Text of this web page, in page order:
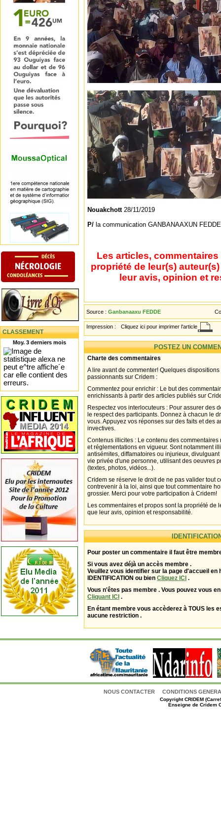
CLASSEMENT
Moy. 3 derniers mois
Nouakchott 28/11/2019
P/ la communication GANBANAAXUN
Les articles,
propriété de leur(s)
leur avis, opinion et
Source : Ganbanaaxu FEDDE
Impression : Cliquez ici pour imprimer l'article
POSTEZ UN
Charte des commentaires
A lire avant de commenter! Quelques
passionnants sur Cridem :
Commentez pour enrichir : Le but des
enrichissants à partir des articles publiés sur
Respectez vos interlocuteurs : Pour assurer des
le respect des participants. Donnez à chacun le
vous. Appuyez vos réponses sur des faits et des
invectives.
Contenus illicites : Le contenu des
et réglementations en vigueur. Sont notamment
antisémites, diffamatoires ou injurieux,
vie privée d'une personne, utilisant des oeuvres
(textes, photos, vidéos...).
Cridem se réserve le droit de ne pas valider tout
contrevenir à la loi, ainsi que tout commentaire
grossier. Merci pour votre participation à Cridem!
Les commentaires et propos sont la propriété de
que leur avis, opinion et responsabilité.
Pour poster un commentaire il faut être
Si vous avez déjà un accès membre .
Veuillez vous identifier sur la page d'accueil en
IDENTIFICATION ou bien Cliquez ICI .
Vous n'êtes pas membre . Vous pouvez vous
Cliquant ICI .
En étant membre vous accèderez à TOUS les
aucune restriction .
NOUS CONTACTER CONDITIONS
CopyrightCRIDEM
Enseigne de Cridem